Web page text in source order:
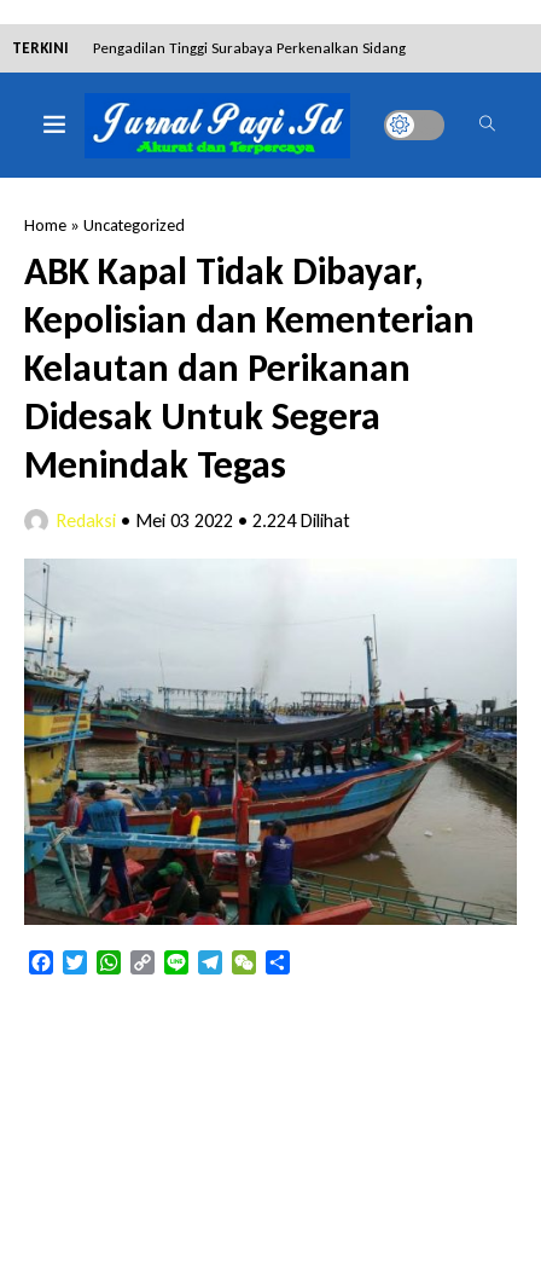
TERKINI Pengadilan Tinggi Surabaya Perkenalkan Sidang
Elektronik dan Sosialisasikan Ketentuan Baru KUHAP
Dibantah Terdakwa Ranto Hensa, Salim Himawan
Terpidana Penipuan 10 Miliar
Lakukan Pencurian dengan Pemberatan,
Muhammad Syifa Dihukum 4 Bulan Penjara
RSUD Bangil Raih Penghargaan Internasional WSO,
Perkuat Layanan Code Stroke Lewat Webinar
Hakim Sebut Saksi Beruntung Tak Terseret Perkara
Home » Uncategorized
ABK Kapal Tidak Dibayar,
Kepolisian dan Kementerian
Kelautan dan Perikanan
Didesak Untuk Segera
Menindak Tegas
Redaksi • Mei 03 2022 • 2.224 Dilihat
FacebookTwitterWhatsApp
Copy
Line TelegramWeChat